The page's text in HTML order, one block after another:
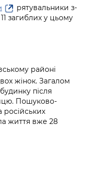
рятувальники з-
загиблих у цьому
районі
жінок. Загалом
після
Пошуково-
російських
життя вже 28